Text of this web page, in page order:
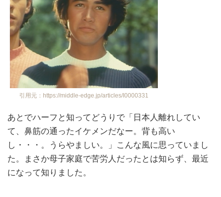
引用元：https://middle-edge.jp/articles/I0000331
あとでハーフと知ってどうりで「日本人離れしてい
て、鼻筋の通ったイケメンだなー。背も高い
し・・・。うらやましい。」こんな風に思っていまし
た。まさか母子家庭で苦労人だったとは知らず、最近
になって知りました。